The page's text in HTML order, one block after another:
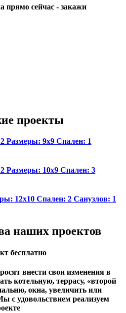
прямо сейчас - закажи
проекты
Размеры: 9х9 Спален: 1
Размеры: 10х9 Спален: 3
12х10 Спален: 2 Санузлов: 1
наших проектов
бесплатно
внести свои изменения в
котельную, террасу, «второй
окна, увеличить или
с удовольствием реализуем